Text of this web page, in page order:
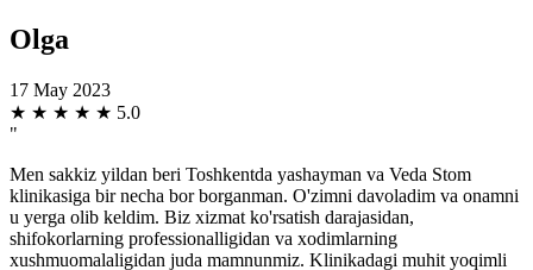
Olga
17 May 2023
★ ★ ★ ★ ★ 5.0
"
Men sakkiz yildan beri Toshkentda yashayman va Veda Stom
klinikasiga bir necha bor borganman. O'zimni davoladim va onamni
u yerga olib keldim. Biz xizmat ko'rsatish darajasidan,
shifokorlarning professionalligidan va xodimlarning
xushmuomalaligidan juda mamnunmiz. Klinikadagi muhit yoqimli